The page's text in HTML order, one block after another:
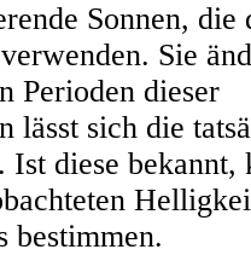
Sonnen,
Sie
Perioden dieser
lässt sich die
Ist diese
bestimmen.